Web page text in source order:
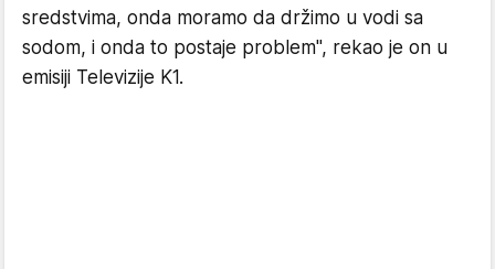
sredstvima, onda moramo da držimo u vodi sa
sodom, i onda to postaje problem", rekao je on u
emisiji Televizije K1.